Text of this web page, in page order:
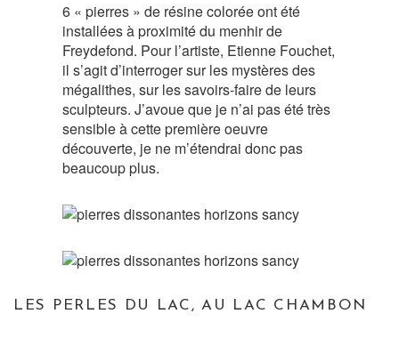
6 « pierres » de résine colorée ont été
installées à proximité du menhir de
Freydefond. Pour l’artiste, Etienne Fouchet,
il s’agit d’interroger sur les mystères des
mégalithes, sur les savoirs-faire de leurs
sculpteurs. J’avoue que je n’ai pas été très
sensible à cette première oeuvre
découverte, je ne m’étendrai donc pas
beaucoup plus.
LES PERLES DU LAC, AU LAC CHAMBON